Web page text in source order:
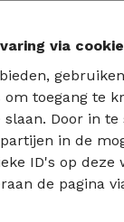
via
om toegang te
Door in
in de
ID's op deze
de pagina